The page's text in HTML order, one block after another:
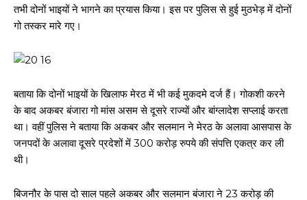
तभी दोनों भाइयों ने भागने का प्रयास किया। इस पर पुलिस से हुई मुठभेड़ में दोनों
गो तस्कर मारे गए।
बताया कि दोनों भाइयों के खिलाफ मेरठ में भी कई मुकदमे दर्ज हैं। गोकशी करने
के बाद अकबर बंजारा गो मांस असम से दूसरे राज्यों और बांग्लादेश सप्लाई करता
था। वहीं पुलिस ने बताया कि अकबर और सलमान ने मेरठ के अलावा आसपास के
जनपदों के अलावा दूसरे प्रदेशों में 300 करोड़ रुपये की संपत्ति एकत्र कर ली
थी।
बिजनौर के पास दो साल पहले अकबर और सलमान बंजारा ने 23 करोड़ की